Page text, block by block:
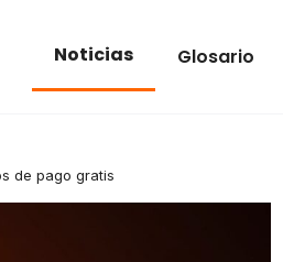
Noticias Glosario
de pago gratis